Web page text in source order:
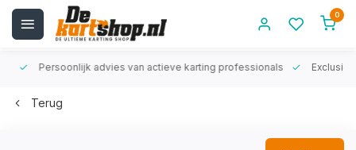
0
Persoonlijk advies van actieve karting professionals
Terug